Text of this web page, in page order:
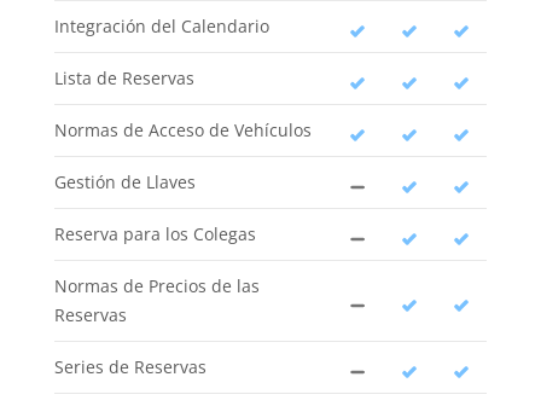
Integración del Calendario
Lista de Reservas
Normas de Acceso de Vehículos
Gestión de Llaves
Reserva para los Colegas
Normas de Precios de las
Reservas
Series de Reservas